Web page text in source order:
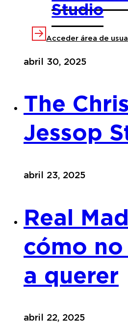
Studio
Acceder área de
abril 30, 2025
The
Jessop
abril 23, 2025
Real
cómo
a querer
abril 22, 2025